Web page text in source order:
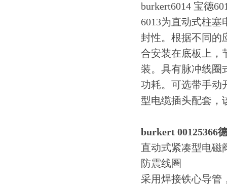
burkert6014 宝德
6013为直动式柱
封性。根据不同的
合安装在底板上，
装。具有脉冲线圈
功耗。可选带手动
型电缆插头配套，
burkert 00125366
直动式紧凑型电磁
防震线圈
采用焊接铁心导管